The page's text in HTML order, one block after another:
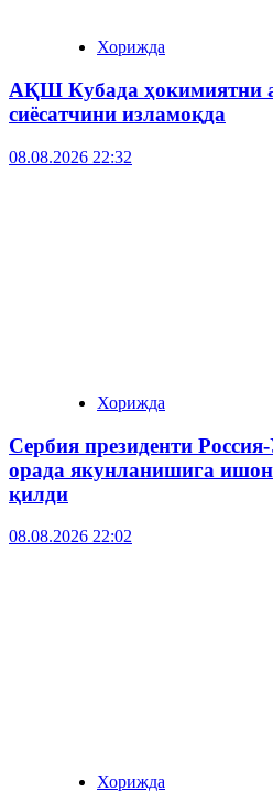
Хорижда
АҚШ Кубада ҳокимиятни
сиёсатчини изламоқда
08.08.2026 22:32
Хорижда
Сербия президенти
орада якунланишига
қилди
08.08.2026 22:02
Хорижда